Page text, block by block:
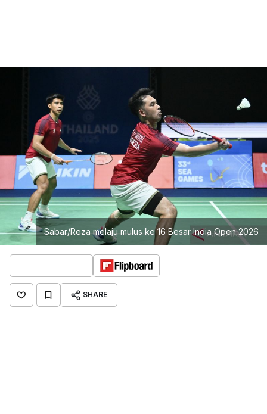
Sabar/Reza melaju mulus ke 16 Besar India Open 2026
SHARE